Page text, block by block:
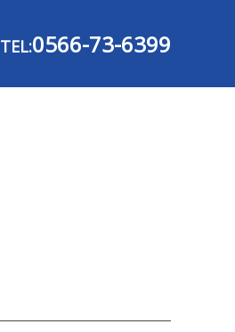
TEL:0566-73-6399